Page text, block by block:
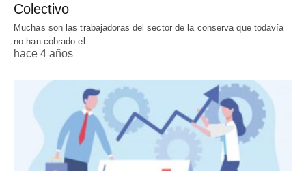
Colectivo
Muchas son las trabajadoras del sector de la conserva que todavía
no han cobrado el…
hace 4 años